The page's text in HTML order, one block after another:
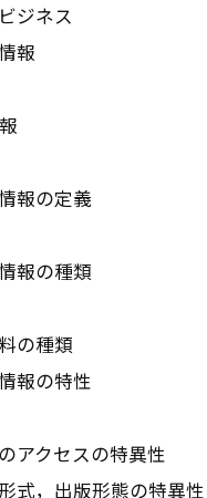
ジネス
報
報の定義
報の種類
の種類
報の特性
アクセスの特異性
，出版形態の特異性